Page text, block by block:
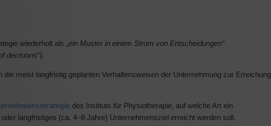
wiederholt als „ein Muster in einem Strom von Entscheidungen“
decisions“).
die meist langfristig geplanten Verhaltensweisen der Unternehmung zur Erreichung
des Instituts für Physiotherapie, auf welche Art ein
langfristiges (ca. 4–8 Jahre) Unternehmensziel erreicht werden soll.